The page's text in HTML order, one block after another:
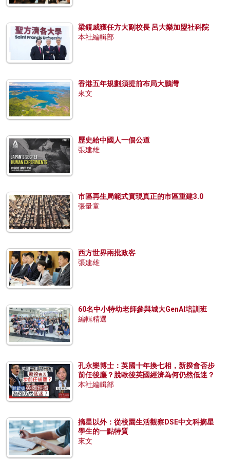
梁鏡威獲任方大副校長 呂大樂加盟社科院
本社編輯部
香港五年規劃須提前布局大鵬灣
來文
歷史給中國人一個公道
張建雄
市區再生局範式實現真正的市區重建3.0
張量童
西方世界兩批政客
張建雄
60名中小特幼老師參與城大GenAI培訓班
編輯精選
孔永樂博士：英國十年換七相，新揆會否步
前任後塵？脫歐後英國經濟為何仍然低迷？
本社編輯部
摘星以外：從校園生活觀察DSE中文科摘星
學生的一點特質
來文